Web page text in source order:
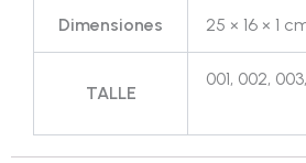
Dimensiones 25 × 16 × 1
TALLE
001, 002,